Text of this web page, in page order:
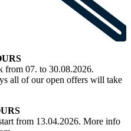
from 07. to 30.08.2026.
all of our open offers will take
from 13.04.2026. More info